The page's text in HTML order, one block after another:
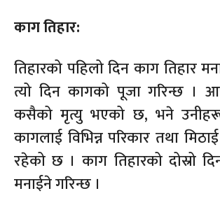
काग तिहार:
तिहारको पहिलो दिन काग तिहार
त्यो दिन कागको पूजा गरिन्छ ।
कसैको मृत्यु भएको छ, भने
कागलाई विभिन्न परिकार तथा
रहेको छ । काग तिहारको दोस्रो
मनाईने गरिन्छ ।